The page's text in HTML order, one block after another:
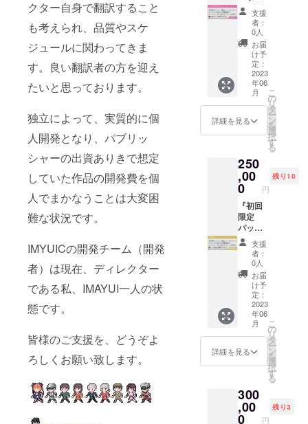
クター自身で翻訳すること
も考えられ、品質やスケ
ジュールに関わってきま
す。良い翻訳者の方を迎え
たいと思っております。
独立によって、実質的に個
人開発となり、パブリッ
シャーの出資ありきで想定
していた作品の開発費を個
人でまかなうことは大変困
難な状況です。
IMYUICの開発チーム（開発
者）は現在、ディレクター
である私、IMAYUI一人の状
態です。
皆様のご支援を、どうぞよ
ろしくお願い致します。
魔王か
ら好き
なキャ
ラク
ターを
選ん
で、備
考欄に
お書き
くださ
い。）
典」ク
ラウド
ファン
ディン
グ限定
グッズ
になり
ます。
（主人
公女／
メレー
ネ／ア
ウベル
／全
キャラ
集合か
らお好
きな一
い。）
★「初
回限定
体・
頭・ア
クセサ
リ）も
可能で
すが防
具グラ
フィッ
クはあ
ん。 備
考欄に
載頂く
か、ク
ラウド
ファン
ディン
グ終了
後にこ
ちらか
らメー
ル致し
ますの
で、そ
の際に
希望内
容を返
信頂く
の場合
備考欄
と記入
下さ
い）で
名前等
は不
可・修
正をお
願い致
しま
す。）
『初回
限定
パッ
ケージ
同様、
「キャ
ラク
イス」
「クリ
アファ
イル特
典」の
内容も
お選び
くださ
い。
すの
で、そ
の際に
希望内
容を返
信頂く
形（そ
の場合
備考欄
に終了
後希望
お願い
致しま
す。
（あま
りに世
界観や
キャラ
設定に
反する
イベン
トや著
作権等
を侵害
するイ
ベント
等は、
内容を
ご相談
（イベ
ント
カット
ンド
ディス
クのシ
ナリオ
として
作成し
ます。
備考欄
に希望
内容を
記載頂
くか、
ンディ
ング終
了後に
こちら
から
メール
致しま
すの
で、そ
の際に
希望内
容を返
信頂く
形（そ
の場合
備考欄
に終了
後希望
と記入
お願い
致しま
す。
ケージ
版+特
典』
コース
の全内
容+限定
仕様ア
ペンド
ディス
ク ご希
望の町
もしく
を企画
頂き、
それに
基づい
た丸ご
と1個オ
リジナ
ルの町
もしく
はダン
ジョン
をアペ
ンド
ディス
クの町
もしく
はダン
ジョン
として
備考欄
に希望
内容を
支援
者：
0人
お届
け予
定：
2023
年06
月
詳細を見る
こ
の
リ
タ
ー
ン
を
選
択
す
る
250
,00
0 円
残り10
『初回
限定
パッ
ケージ
版+特
典』
コース
の全内
容+限定
仕様ア
ペンド
ディス
ク ご希
望の広
告を
作し、
アペン
ドディ
支援
者：
0人
お届
け予
定：
2023
年06
月
詳細を見る
こ
の
リ
タ
ー
ン
を
選
択
す
る
300
,00
0 円
残り3